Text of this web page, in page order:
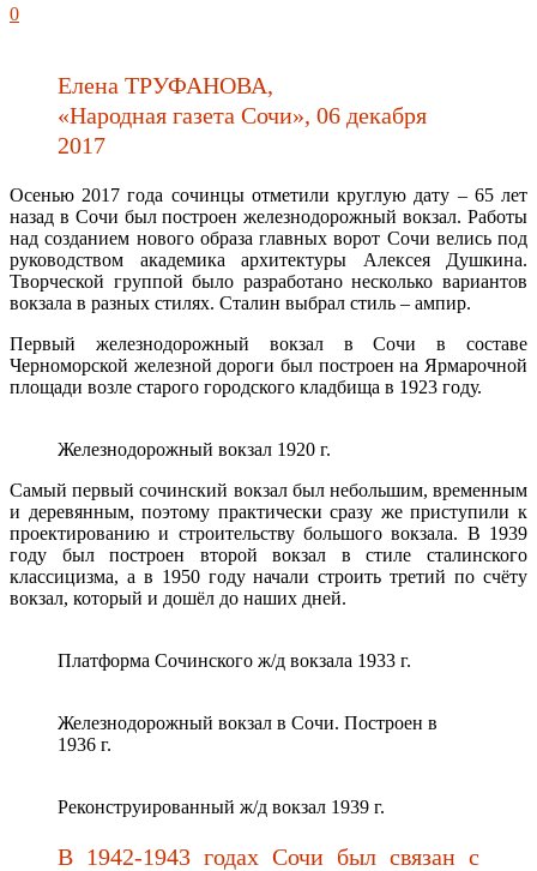
0
Елена ТРУФАНОВА,
«Народная газета Сочи», 06 декабря
2017
Осенью 2017 года сочинцы отметили круглую дату – 65 лет
назад в Сочи был построен железнодорожный вокзал. Работы
над созданием нового образа главных ворот Сочи велись под
руководством академика архитектуры Алексея Душкина.
Творческой группой было разработано несколько вариантов
вокзала в разных стилях. Сталин выбрал стиль – ампир.
Первый железнодорожный вокзал в Сочи в составе
Черноморской железной дороги был построен на Ярмарочной
площади возле старого городского кладбища в 1923 году.
Железнодорожный вокзал 1920 г.
Самый первый сочинский вокзал был небольшим, временным
и деревянным, поэтому практически сразу же приступили к
проектированию и строительству большого вокзала. В 1939
году был построен второй вокзал в стиле сталинского
классицизма, а в 1950 году начали строить третий по счёту
вокзал, который и дошёл до наших дней.
Платформа Сочинского ж/д вокзала 1933 г.
Железнодорожный вокзал в Сочи. Построен в
1936 г.
Реконструированный ж/д вокзал 1939 г.
В 1942-1943 годах Сочи был связан с